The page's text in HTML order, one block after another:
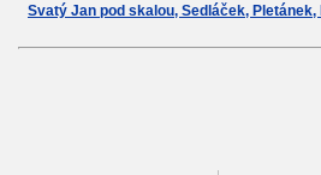
Svatý Jan pod skalou, Sedláček,